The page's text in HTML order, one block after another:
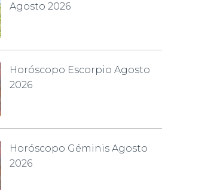
Agosto 2026
Horóscopo Escorpio Agosto
2026
Horóscopo Géminis Agosto
2026